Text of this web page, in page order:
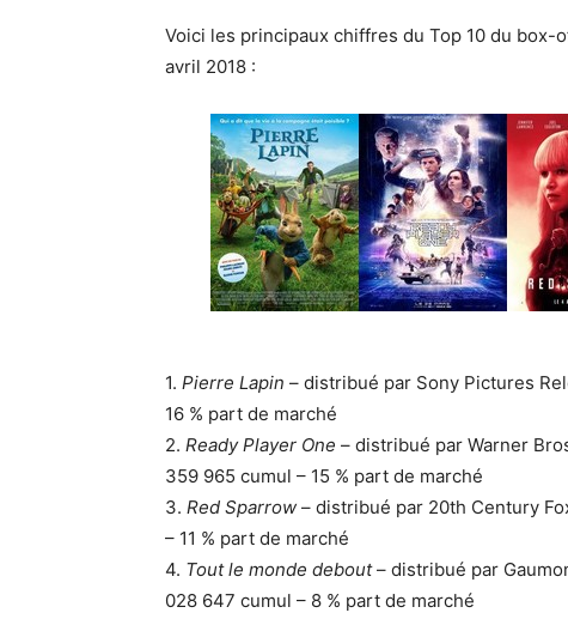
Voici les principaux chiffres du Top 10 du
avril 2018 :
1. Pierre Lapin – distribué par Sony Pictures
16 % part de marché
2. Ready Player One – distribué par Warner
359 965 cumul – 15 % part de marché
3. Red Sparrow – distribué par 20th Century
– 11 % part de marché
4. Tout le monde debout– distribué par
028 647 cumul – 8 % part de marché